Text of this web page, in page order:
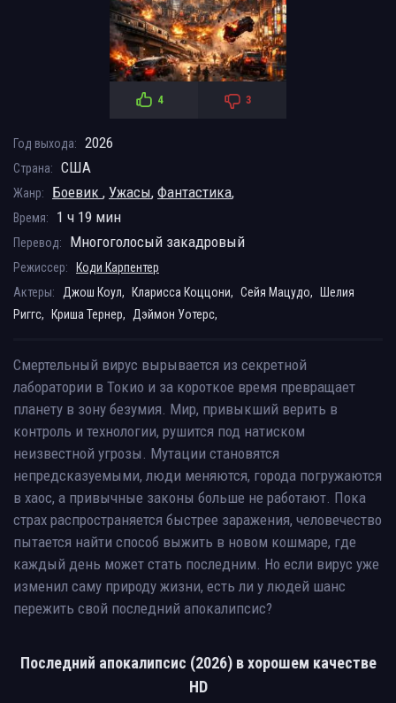
4 3
Год выхода: 2026
Страна: США
Жанр: Боевик , Ужасы, Фантастика,
Время: 1 ч 19 мин
Перевод: Многоголосый закадровый
Режиссер:
Коди Карпентер
Актеры:
Джош Коул, Кларисса Коццони, Сейя Мацудо,
Шелия
Риггс,
Криша Тернер, Дэймон Уотерс,
Смертельный вирус вырывается из секретной
лаборатории в Токио и за короткое время превращает
планету в зону безумия. Мир, привыкший верить в
контроль и технологии, рушится под натиском
неизвестной угрозы. Мутации становятся
непредсказуемыми, люди меняются, города погружаются
в хаос, а привычные законы больше не работают. Пока
страх распространяется быстрее заражения, человечество
пытается найти способ выжить в новом кошмаре, где
каждый день может стать последним. Но если вирус уже
изменил саму природу жизни, есть ли у людей шанс
пережить свой последний апокалипсис?
Последний апокалипсис (2026) в хорошем качестве
HD